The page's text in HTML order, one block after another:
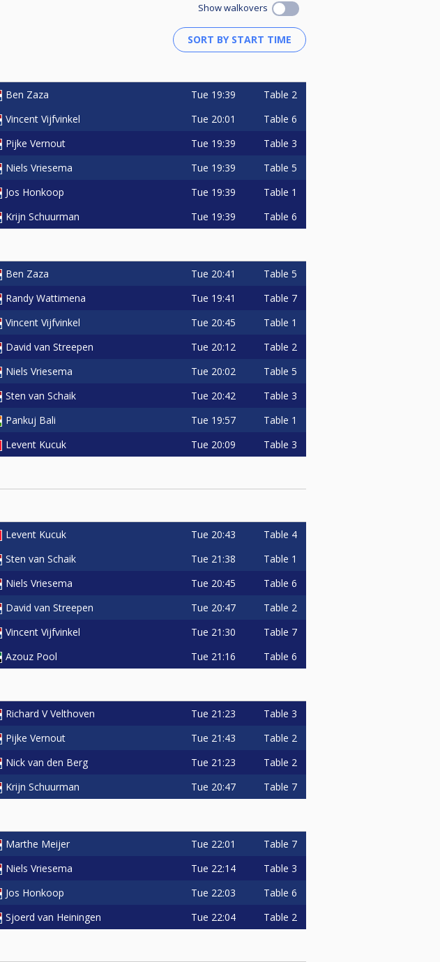
Show walkovers
Ben Zaza Tue 19:39 Table 2
Vincent Vijfvinkel Tue 20:01 Table 6
Pijke Vernout Tue 19:39 Table 3
Niels Vriesema Tue 19:39 Table 5
Jos Honkoop Tue 19:39 Table 1
Krijn Schuurman Tue 19:39 Table 6
Ben Zaza Tue 20:41 Table 5
Randy Wattimena Tue 19:41 Table 7
Vincent Vijfvinkel Tue 20:45 Table 1
David van Streepen Tue 20:12 Table 2
Niels Vriesema Tue 20:02 Table 5
Sten van Schaik Tue 20:42 Table 3
Pankuj Bali Tue 19:57 Table 1
Levent Kucuk Tue 20:09 Table 3
Levent Kucuk Tue 20:43 Table 4
Sten van Schaik Tue 21:38 Table 1
Niels Vriesema Tue 20:45 Table 6
David van Streepen Tue 20:47 Table 2
Vincent Vijfvinkel Tue 21:30 Table 7
Azouz Pool Tue 21:16 Table 6
Richard V Velthoven Tue 21:23 Table 3
Pijke Vernout Tue 21:43 Table 2
Nick van den Berg Tue 21:23 Table 2
Krijn Schuurman Tue 20:47 Table 7
Marthe Meijer Tue 22:01 Table 7
Niels Vriesema Tue 22:14 Table 3
Jos Honkoop Tue 22:03 Table 6
Sjoerd van Heiningen Tue 22:04 Table 2